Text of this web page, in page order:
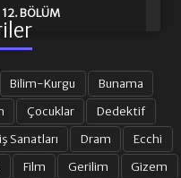
12. BÖLÜM
Bilim-Kurgu
Bunama
Çocuklar
Dedektif
Sanatları Dram
Ecchi
Film Gerilim
Gizem